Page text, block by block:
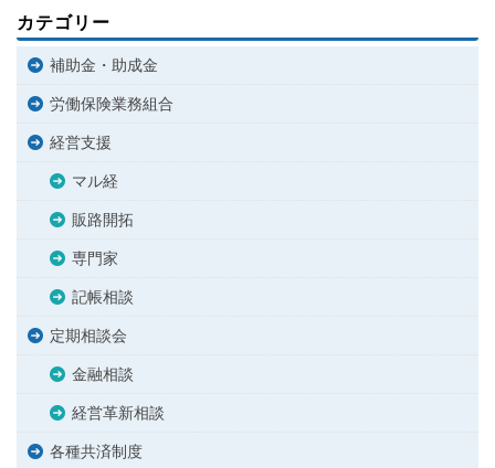
カテゴリー
補助金・助成金
労働保険業務組合
経営支援
マル経
販路開拓
専門家
記帳相談
定期相談会
金融相談
経営革新相談
各種共済制度